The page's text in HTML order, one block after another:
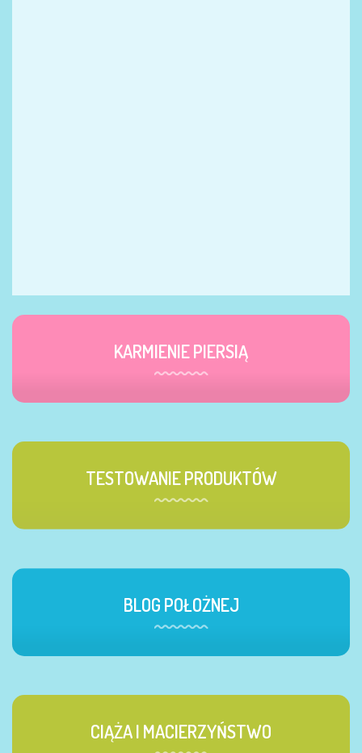
KARMIENIE PIERSIĄ
TESTOWANIE PRODUKTÓW
BLOG POŁOŻNEJ
CIĄŻA I MACIERZYŃSTWO